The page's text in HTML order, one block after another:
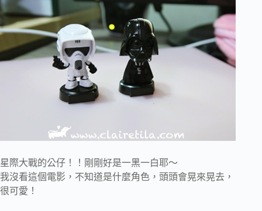
星際大戰的公仔！！剛剛好是一黑一白耶～
我沒看這個電影，不知道是什麼角色，頭頭會晃來晃去，
很可愛！